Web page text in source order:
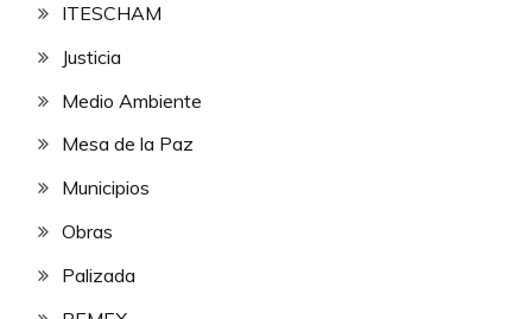
ITESCHAM
Justicia
Medio Ambiente
Mesa de la Paz
Municipios
Obras
Palizada